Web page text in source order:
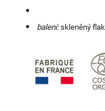
balení:skleněný